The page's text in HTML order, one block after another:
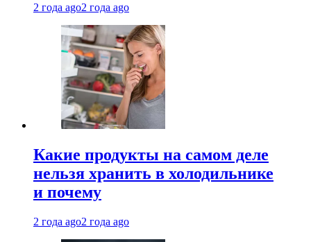
2 года ago2 года ago
Какие продукты на самом деле
нельзя хранить в холодильнике
и почему
2 года ago2 года ago